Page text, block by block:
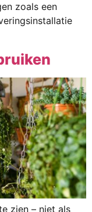
zoals een
zien – niet als